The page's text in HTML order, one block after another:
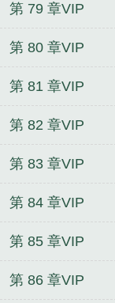
第 79 章VIP
第 80 章VIP
第 81 章VIP
第 82 章VIP
第 83 章VIP
第 84 章VIP
第 85 章VIP
第 86 章VIP